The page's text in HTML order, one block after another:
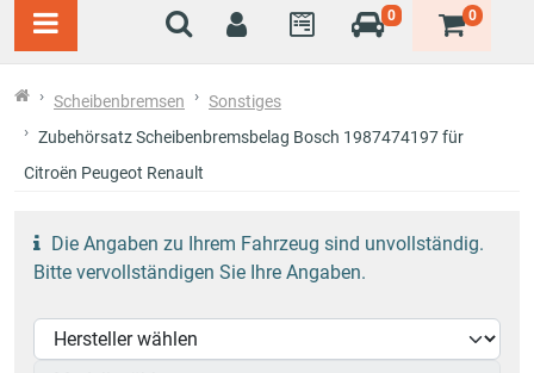
0 0
Scheibenbremsen
Sonstiges
Zubehörsatz Scheibenbremsbelag Bosch 1987474197 für
Citroën Peugeot Renault
Die Angaben zu Ihrem Fahrzeug sind unvollständig.
Bitte vervollständigen Sie Ihre Angaben.